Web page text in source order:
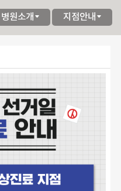
병원소개 지점안내